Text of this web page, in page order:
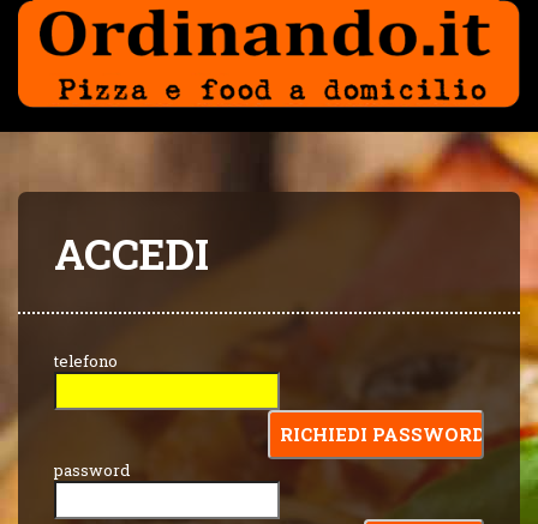
ACCEDI
telefono
password